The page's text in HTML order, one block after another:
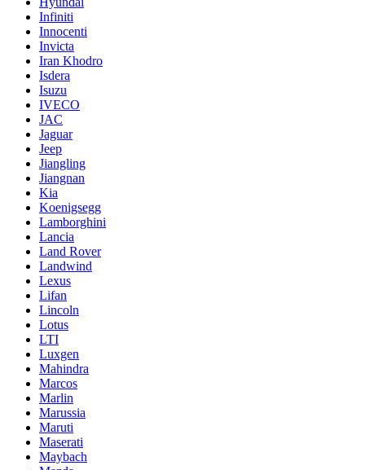
Infiniti
Innocenti
Invicta
Iran Khodro
Isdera
Isuzu
IVECO
JAC
Jaguar
Jeep
Jiangling
Jiangnan
Kia
Koenigsegg
Lamborghini
Lancia
Land Rover
Landwind
Lexus
Lifan
Lincoln
Lotus
LTI
Luxgen
Mahindra
Marcos
Marlin
Marussia
Maruti
Maserati
Maybach